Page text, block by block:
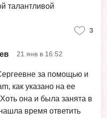
талантливой
3
21 янв в 16:52
за помощью и
как указано на ее
она и была занята в
время ответить